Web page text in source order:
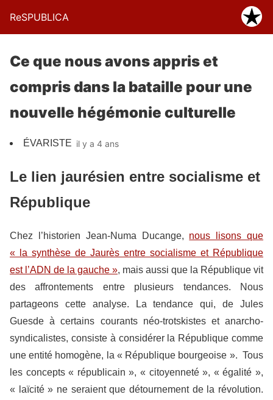
ReSPUBLICA
Ce que nous avons appris et
compris dans la bataille pour une
nouvelle hégémonie culturelle
ÉVARISTE il y a 4 ans
Le lien jaurésien entre socialisme et
République
Chez l’historien Jean-Numa Ducange, nous lisons que
« la synthèse de Jaurès entre socialisme et République
est l’ADN de la gauche », mais aussi que la République vit
des affrontements entre plusieurs tendances. Nous
partageons cette analyse. La tendance qui, de Jules
Guesde à certains courants néo-trotskistes et anarcho-
syndicalistes, consiste à considérer la République comme
une entité homogène, la « République bourgeoise ». Tous
les concepts « républicain », « citoyenneté », « égalité »,
« laïcité » ne seraient que détournement de la révolution.